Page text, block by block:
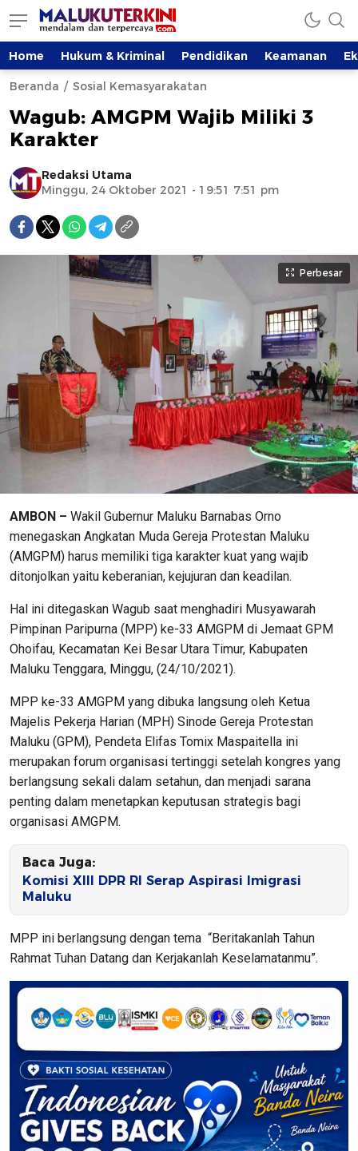
Home Hukum & Kriminal Pendidikan Keamanan
Beranda Sosial Kemasyarakatan
Wagub: AMGPM Wajib Miliki 3
Karakter
Redaksi Utama
Minggu, 24 Oktober 2021 - 19:51 7:51 pm
Perbesar
AMBON – Wakil Gubernur Maluku Barnabas Orno
menegaskan Angkatan Muda Gereja Protestan Maluku
(AMGPM) harus memiliki tiga karakter kuat yang wajib
ditonjolkan yaitu keberanian, kejujuran dan keadilan.
Hal ini ditegaskan Wagub saat menghadiri Musyawarah
Pimpinan Paripurna (MPP) ke-33 AMGPM di Jemaat GPM
Ohoifau, Kecamatan Kei Besar Utara Timur, Kabupaten
Maluku Tenggara, Minggu, (24/10/2021).
MPP ke-33 AMGPM yang dibuka langsung oleh Ketua
Majelis Pekerja Harian (MPH) Sinode Gereja Protestan
Maluku (GPM), Pendeta Elifas Tomix Maspaitella ini
merupakan forum organisasi tertinggi setelah kongres yang
berlangsung sekali dalam setahun, dan menjadi sarana
penting dalam menetapkan keputusan strategis bagi
organisasi AMGPM.
Baca Juga:
Komisi XIII DPR RI Serap Aspirasi Imigrasi
Maluku
MPP ini berlangsung dengan tema “Beritakanlah Tahun
Rahmat Tuhan Datang dan Kerjakanlah Keselamatanmu”.